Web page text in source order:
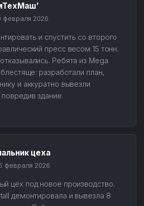
февраля 2026
и спустить со второго
пресс весом 15 тонн.
Ребята из Mega
разработали план,
и аккуратно вывезли
здание.
цеха
февраля 2026
цех под новое производство.
демонтировала и вывезла 8